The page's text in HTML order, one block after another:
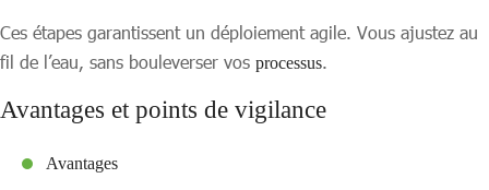
Ces étapes garantissent un déploiement agile. Vous ajustez au
fil de l’eau, sans bouleverser vos processus.
Avantages et points de vigilance
Avantages